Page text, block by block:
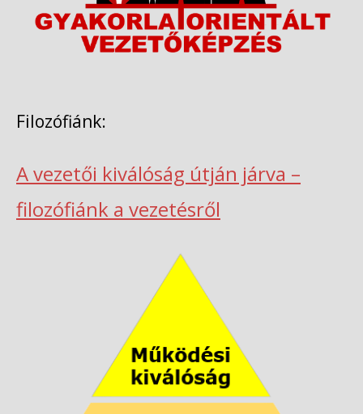
Filozófiánk:
A vezetői kiválóság útján járva –
filozófiánk a vezetésről